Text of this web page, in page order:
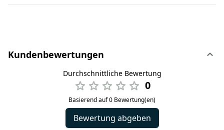
Kundenbewertungen
Durchschnittliche Bewertung
0
Basierend auf 0 Bewertung(en)
Bewertung abgeben